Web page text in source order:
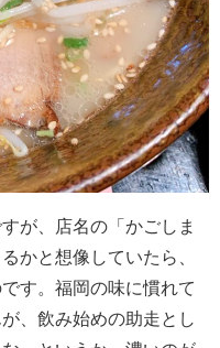
が、店名の「かごしま
かと想像していたら、
す。福岡の味に慣れて
、飲み始めの助走とし